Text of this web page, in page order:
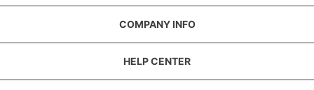
COMPANY INFO
HELP CENTER